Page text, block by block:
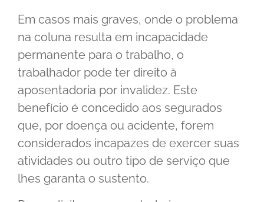
Em casos mais graves, onde o problema
na coluna resulta em incapacidade
permanente para o trabalho, o
trabalhador pode ter direito à
aposentadoria por invalidez. Este
benefício é concedido aos segurados
que, por doença ou acidente, forem
considerados incapazes de exercer suas
atividades ou outro tipo de serviço que
lhes garanta o sustento.